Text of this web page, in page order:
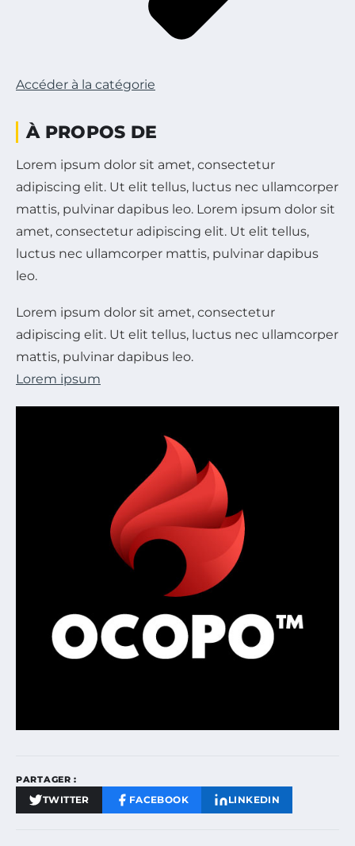
Accéder à la catégorie
À PROPOS DE
Lorem ipsum dolor sit amet, consectetur
adipiscing elit. Ut elit tellus, luctus nec ullamcorper
mattis, pulvinar dapibus leo. Lorem ipsum dolor sit
amet, consectetur adipiscing elit. Ut elit tellus,
luctus nec ullamcorper mattis, pulvinar dapibus
leo.
Lorem ipsum dolor sit amet, consectetur
adipiscing elit. Ut elit tellus, luctus nec ullamcorper
mattis, pulvinar dapibus leo.
Lorem ipsum
PARTAGER :
TWITTER FACEBOOK LINKEDIN